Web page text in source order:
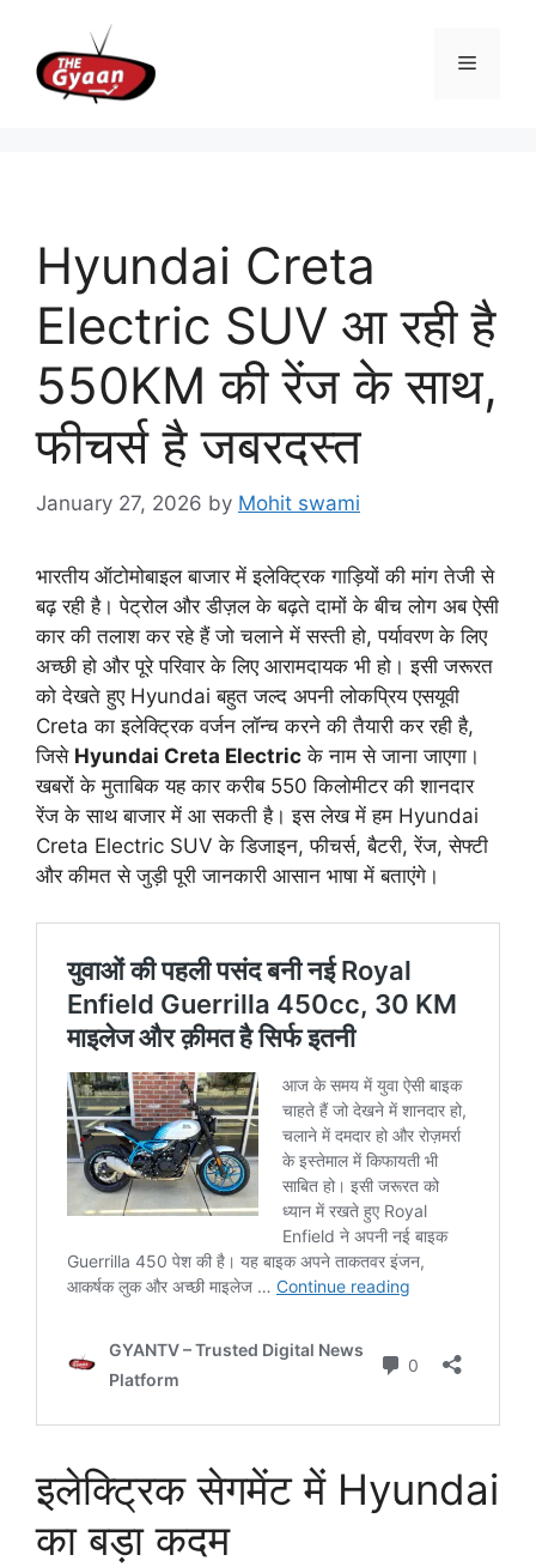
content
Menu
Hyundai Creta
Electric SUV आ रही है
550KM की रेंज के साथ,
फीचर्स है जबरदस्त
January 27, 2026 by Mohit swami
भारतीय ऑटोमोबाइल बाजार में इलेक्ट्रिक गाड़ियों की मांग तेजी से
बढ़ रही है। पेट्रोल और डीज़ल के बढ़ते दामों के बीच लोग अब ऐसी
कार की तलाश कर रहे हैं जो चलाने में सस्ती हो, पर्यावरण के लिए
अच्छी हो और पूरे परिवार के लिए आरामदायक भी हो। इसी जरूरत
को देखते हुए Hyundai बहुत जल्द अपनी लोकप्रिय एसयूवी
Creta का इलेक्ट्रिक वर्जन लॉन्च करने की तैयारी कर रही है,
जिसे Hyundai Creta Electric के नाम से जाना जाएगा।
खबरों के मुताबिक यह कार करीब 550 किलोमीटर की शानदार
रेंज के साथ बाजार में आ सकती है। इस लेख में हम Hyundai
Creta Electric SUV के डिजाइन, फीचर्स, बैटरी, रेंज, सेफ्टी
और कीमत से जुड़ी पूरी जानकारी आसान भाषा में बताएंगे।
इलेक्ट्रिक सेगमेंट में Hyundai
का बड़ा कदम